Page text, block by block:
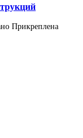
Прикреплена